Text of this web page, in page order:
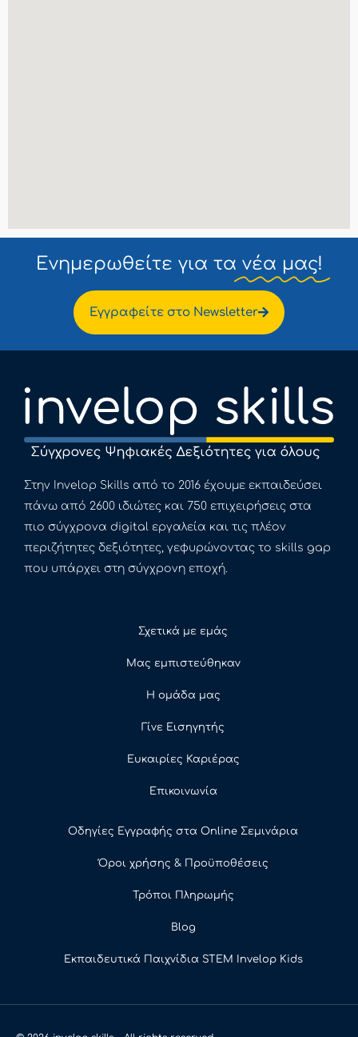
Ενημερωθείτε για τα νέα μας!
Εγγραφείτε στο Newsletter
Στην Invelop Skills από το 2016 έχουμε εκπαιδεύσει
πάνω από 2600 ιδιώτες και 750 επιχειρήσεις στα
πιο σύγχρονα digital εργαλεία και τις πλέον
περιζήτητες δεξιότητες, γεφυρώνοντας το skills gap
που υπάρχει στη σύγχρονη εποχή.
Σχετικά με εμάς
Μας εμπιστεύθηκαν
Η ομάδα μας
Γίνε Εισηγητής
Ευκαιρίες Καριέρας
Επικοινωνία
Οδηγίες Εγγραφής στα Online Σεμινάρια
Όροι χρήσης & Προϋποθέσεις
Τρόποι Πληρωμής
Blog
Εκπαιδευτικά Παιχνίδια STEM Invelop Kids